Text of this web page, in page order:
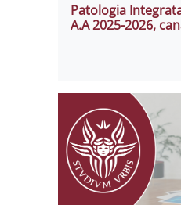
Patologia
A.A 2025-2026,